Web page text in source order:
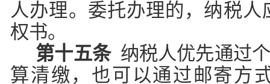
人办理。委托办理的，纳税
权书。
第十五条纳税人优先通过
算清缴，也可以通过邮寄方